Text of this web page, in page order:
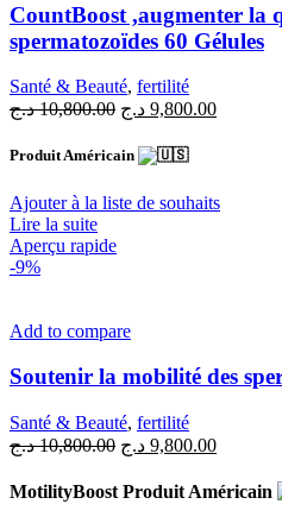
CountBoost ,augmenter la
spermatozoïdes 60 Gélules
Santé & Beauté, fertilité
10,800.00 د.ج
Le
initial
était :
9,800.00 د.ج
Le
Produit Américain
Ajouter à la liste de souhaits
Lire la suite
Aperçu rapide
-9%
Add to compare
Soutenir la mobilité des
Santé & Beauté, fertilité
10,800.00 د.ج
Le
initial
9,800.00 د.ج
Le
actuel
MotilityBoost Produit Américain